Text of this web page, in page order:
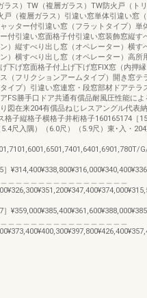
ラス）TW（複層ガラス）TW防火戸（ト
戸（複層ガラス）引違い窓単体引違い窓
ッター付引違い窓（フラットタイプ）単
付引違い窓面格子付引違い窓装飾窓縦す
）縦すべり出し窓（オペレーター）横す
）横すべり出し窓（オペレーター）高所
下げ窓面格子付上げ下げ窓FIX窓（内押縁
（フリクションアームタイプ）開き窓テ
タイプ）引違い窓連窓・段窓部材ドアテラ
FS勝手口ドア共通有償品耐風圧性能によ
図在来204有償品ねじレスアングル代表
格子縦格子横格子井桁格子160165174［
5.4尺入隅）（6.0尺）（5.9尺）東･入・